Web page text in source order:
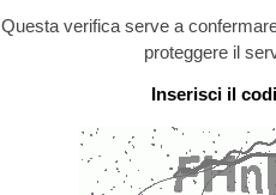
Questa verifica serve a
proteggere il
Inserisci il